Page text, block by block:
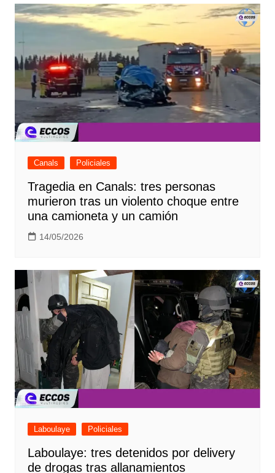
Canals Policiales
Tragedia en Canals: tres personas
murieron tras un violento choque entre
una camioneta y un camión
14/05/2026
Laboulaye Policiales
Laboulaye: tres detenidos por delivery
de drogas tras allanamientos